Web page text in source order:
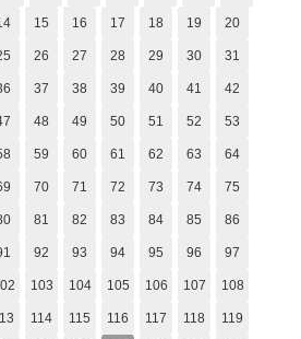
15 16 17 18 19 20
26 27 28 29 30 31
37 38 39 40 41 42
48 49 50 51 52 53
59 60 61 62 63 64
70 71 72 73 74 75
81 82 83 84 85 86
92 93 94 95 96 97
103 104 105 106 107 108
114 115 116 117 118 119